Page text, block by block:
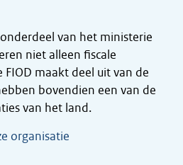
van het ministerie
niet alleen fiscale
maakt deel uit van de
bovendien een van de
van het land.
organisatie